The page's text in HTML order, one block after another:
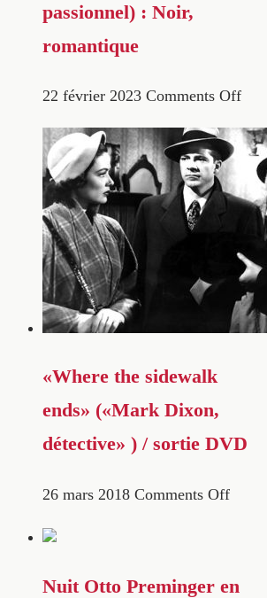
passionnel) : Noir,
romantique
22 février 2023 Comments Off
«Where the sidewalk
ends» («Mark Dixon,
détective» ) / sortie DVD
26 mars 2018 Comments Off
Nuit Otto Preminger en